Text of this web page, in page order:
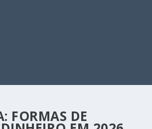
FORMAS DE